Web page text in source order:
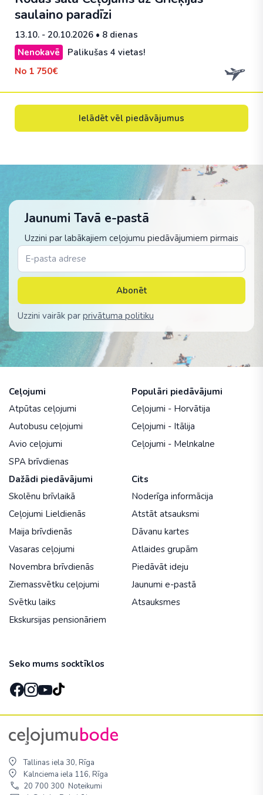
saulaino paradīzi
13.10. - 20.10.2026 • 8 dienas
Nenokavē
Palikušas 4 vietas!
No 1 750€
Ielādēt vēl piedāvājumus
Jaunumi Tavā e-pastā
Uzzini par labākajiem ceļojumu piedāvājumiem pirmais
Abonēt
Uzzini vairāk par privātuma politiku
Ceļojumi
Atpūtas ceļojumi
Autobusu ceļojumi
Avio ceļojumi
SPA brīvdienas
Populāri piedāvājumi
Ceļojumi - Horvātija
Ceļojumi - Itālija
Ceļojumi - Melnkalne
Dažādi piedāvājumi
Skolēnu brīvlaikā
Ceļojumi Lieldienās
Maija brīvdienās
Vasaras ceļojumi
Novembra brīvdienās
Ziemassvētku ceļojumi
Svētku laiks
Ekskursijas pensionāriem
Cits
Noderīga informācija
Atstāt atsauksmi
Dāvanu kartes
Atlaides grupām
Piedāvāt ideju
Jaunumi e-pastā
Atsauksmes
Seko mums socktīklos
Tallinas iela 30, Rīga
Kalnciema iela 116, Rīga
20 700 300 Noteikumi